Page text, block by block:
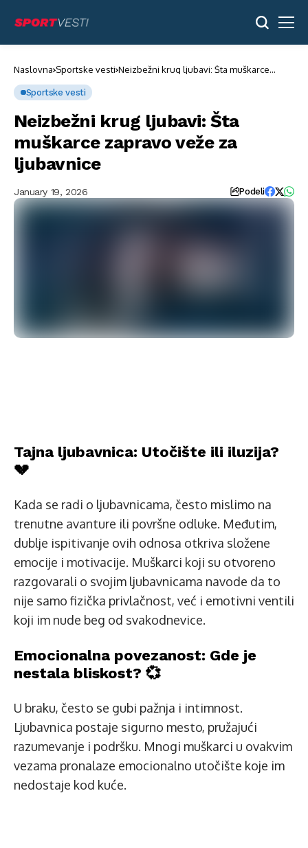
Naslovna Sportske vesti Neizbežni krug ljubavi: Šta muškarce
Sportske vesti
Neizbežni krug ljubavi: Šta
muškarce zapravo veže za
ljubavnice
January 19, 2026 Podeli
Tajna ljubavnica: Utočište ili iluzija?
💔
Kada se radi o ljubavnicama, često mislimo na
trenutne avanture ili površne odluke. Međutim,
dublje ispitivanje ovih odnosa otkriva složene
emocije i motivacije. Muškarci koji su otvoreno
razgovarali o svojim ljubavnicama navode da to
nije samo fizička privlačnost, već i emotivni ventili
koji im nude beg od svakodnevice.
Emocionalna povezanost: Gde je
nestala bliskost? 💞
U braku, često se gubi pažnja i intimnost.
Ljubavnica postaje sigurno mesto, pružajući
razumevanje i podršku. Mnogi muškarci u ovakvim
vezama pronalaze emocionalno utočište koje im
nedostaje kod kuće.